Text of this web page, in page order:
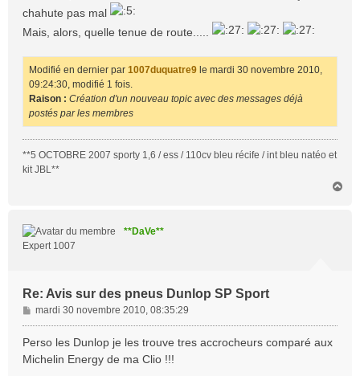
g
e
chahute pas mal
Mais, alors, quelle tenue de route.....
Modifié en dernier par 1007duquatre9 le mardi 30 novembre 2010,
09:24:30, modifié 1 fois.
Raison : Création d'un nouveau topic avec des messages déjà
postés par les membres
**5 OCTOBRE 2007 sporty 1,6 / ess / 110cv bleu récife / int bleu natéo et
kit JBL**
**DaVe**
Expert 1007
Re: Avis sur des pneus Dunlop SP Sport
M
e
s
s
mardi 30 novembre 2010, 08:35:29
Perso les Dunlop je les trouve tres accrocheurs comparé aux
Michelin Energy de ma Clio !!!